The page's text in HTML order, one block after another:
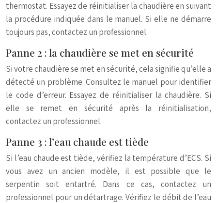
thermostat. Essayez de réinitialiser la chaudière en suivant
la procédure indiquée dans le manuel. Si elle ne démarre
toujours pas, contactez un professionnel.
Panne 2 : la chaudière se met en sécurité
Si votre chaudière se met en sécurité, cela signifie qu’elle a
détecté un problème. Consultez le manuel pour identifier
le code d’erreur. Essayez de réinitialiser la chaudière. Si
elle se remet en sécurité après la réinitialisation,
contactez un professionnel.
Panne 3 : l’eau chaude est tiède
Si l’eau chaude est tiède, vérifiez la température d’ECS. Si
vous avez un ancien modèle, il est possible que le
serpentin soit entartré. Dans ce cas, contactez un
professionnel pour un détartrage. Vérifiez le débit de l’eau